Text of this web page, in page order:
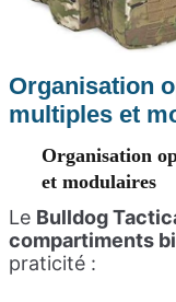
Organisation
multiples et
Organisation
et modulaires
Le Bulldog
compartiments
praticité :